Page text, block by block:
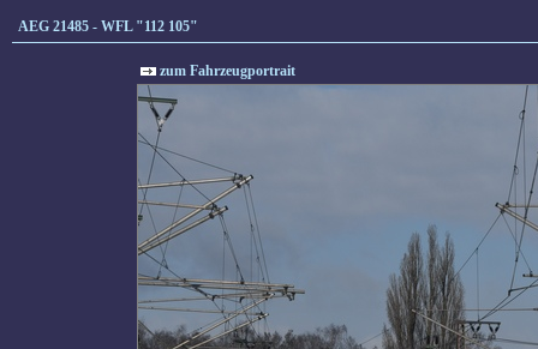
AEG 21485 - WFL "112 105"
zum Fahrzeugportrait